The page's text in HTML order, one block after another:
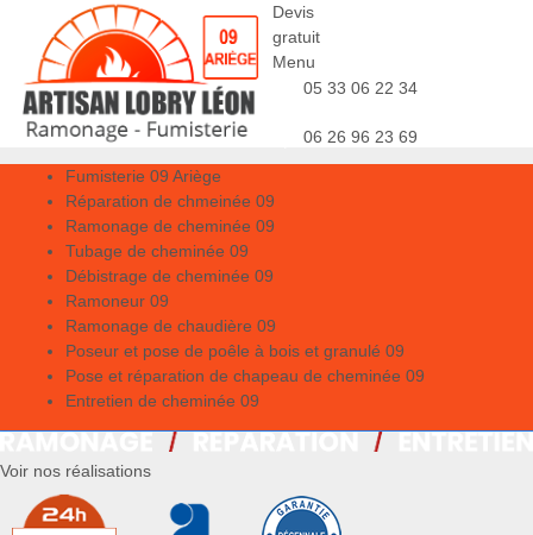
Devis
gratuit
Menu
05 33 06 22 34
06 26 96 23 69
Fumisterie 09 Ariège
Réparation de chmeinée 09
Ramonage de cheminée 09
Tubage de cheminée 09
Débistrage de cheminée 09
Ramoneur 09
Ramonage de chaudière 09
Poseur et pose de poêle à bois et granulé 09
Pose et réparation de chapeau de cheminée 09
Entretien de cheminée 09
Voir nos réalisations